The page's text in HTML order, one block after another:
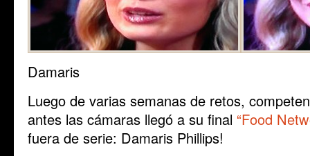
Damaris
Luego de varias semanas de retos,
antes las cámaras llegó a su final “Food
fuera de serie: Damaris Phillips!